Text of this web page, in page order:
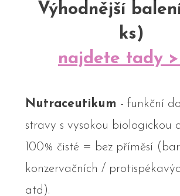
Výhodnější
ks)
najdete tady
Nutraceutikum - funkční
stravy s vysokou biologickou
100% čisté = bez příměsí
konzervačních /
atd).